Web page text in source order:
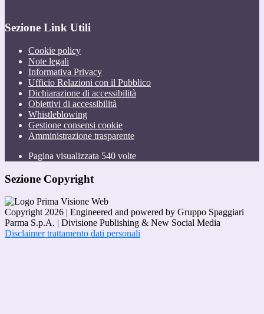
Sezione Link Utili
Cookie policy
Note legali
Informativa Privacy
Ufficio Relazioni con il Pubblico
Dichiarazione di accessibilità
Obiettivi di accessibilità
Whistleblowing
Gestione consensi cookie
Amministrazione trasparente
Pagina visualizzata 540 volte
Sezione Copyright
Copyright 2026 | Engineered and powered by Gruppo Spaggiari
Parma S.p.A. | Divisione Publishing & New Social Media
Disclaimer trattamento dati personali